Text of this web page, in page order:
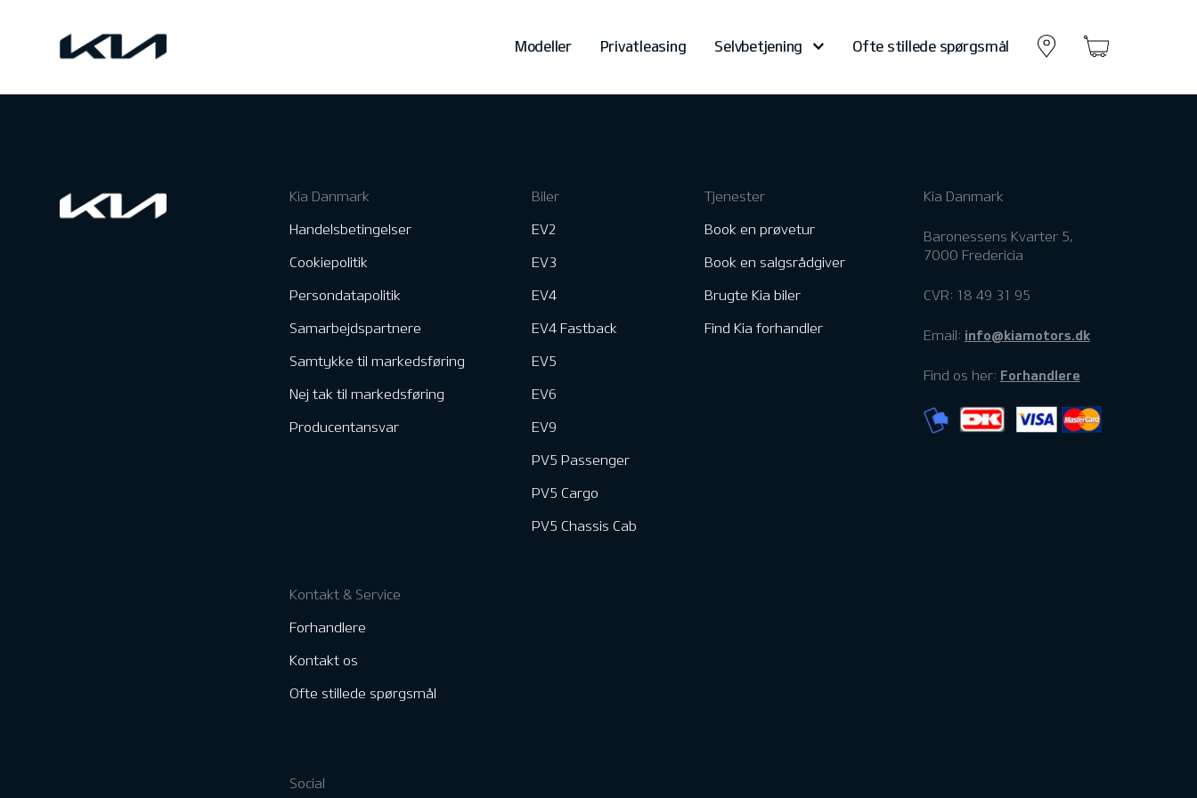
Modeller Privatleasing Selvbetjening Ofte stillede spørgsmål
Kia Danmark
Handelsbetingelser
Cookiepolitik
Persondatapolitik
Samarbejdspartnere
Samtykke til markedsføring
Nej tak til markedsføring
Producentansvar
Biler
EV2
EV3
EV4
EV4 Fastback
EV5
EV6
EV9
PV5 Passenger
PV5 Cargo
PV5 Chassis Cab
Tjenester
Book en prøvetur
Book en salgsrådgiver
Brugte Kia biler
Find Kia forhandler
Kontakt & Service
Forhandlere
Kontakt os
Ofte stillede spørgsmål
Social
Kia Danmark
Baronessens Kvarter 5,
7000 Fredericia
CVR: 18 49 31 95
Email: info@kiamotors.dk
Find os her: Forhandlere